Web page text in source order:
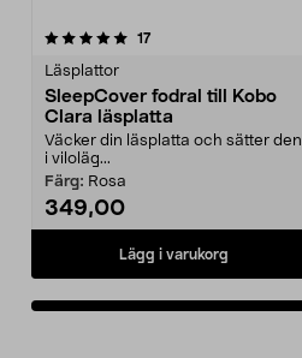
17recensioner
Läsplattor
SleepCover fodral till Kobo
Clara läsplatta
Väcker din läsplatta och sätter den
i viloläg...
Färg: Rosa
349,00
Lägg i varukorg
5.0av 5 stjärnor